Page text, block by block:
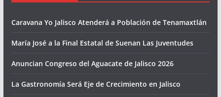
Caravana Yo Jalisco Atenderá a Población de Tenamaxtlán
María José a la Final Estatal de Suenan Las Juventudes
Anuncian Congreso del Aguacate de Jalisco 2026
La Gastronomía Será Eje de Crecimiento en Jalisco